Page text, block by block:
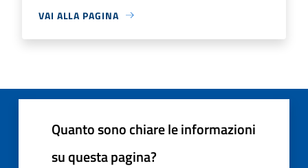
VAI ALLA PAGINA
Quanto sono chiare le informazioni
su questa pagina?